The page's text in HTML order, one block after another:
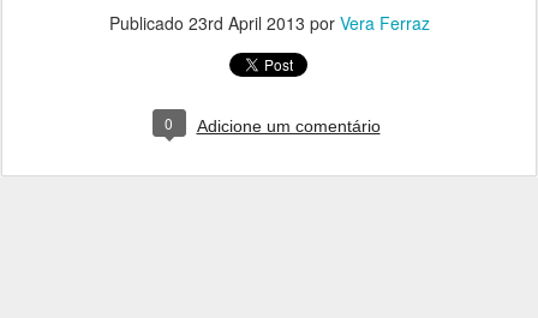
Publicado 23rd April 2013 por Vera Ferraz
0 Adicione um comentário